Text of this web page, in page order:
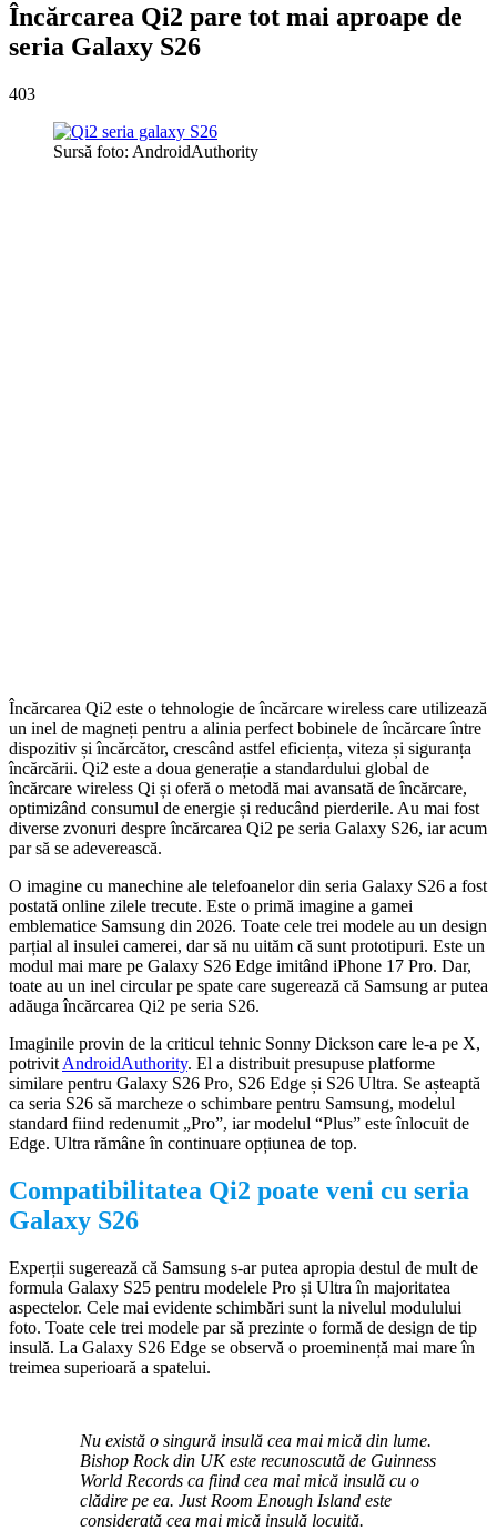
Încărcarea Qi2 pare tot mai aproape de
seria Galaxy S26
403
Sursă foto: AndroidAuthority
Încărcarea Qi2 este o tehnologie de încărcare wireless care utilizează
un inel de magneți pentru a alinia perfect bobinele de încărcare între
dispozitiv și încărcător, crescând astfel eficiența, viteza și siguranța
încărcării. Qi2 este a doua generație a standardului global de
încărcare wireless Qi și oferă o metodă mai avansată de încărcare,
optimizând consumul de energie și reducând pierderile. Au mai fost
diverse zvonuri despre încărcarea Qi2 pe seria Galaxy S26, iar acum
par să se adeverească.
O imagine cu manechine ale telefoanelor din seria Galaxy S26 a fost
postată online zilele trecute. Este o primă imagine a gamei
emblematice Samsung din 2026. Toate cele trei modele au un design
parțial al insulei camerei, dar să nu uităm că sunt prototipuri. Este un
modul mai mare pe Galaxy S26 Edge imitând iPhone 17 Pro. Dar,
toate au un inel circular pe spate care sugerează că Samsung ar putea
adăuga încărcarea Qi2 pe seria S26.
Imaginile provin de la criticul tehnic Sonny Dickson care le-a pe X,
potrivit AndroidAuthority. El a distribuit presupuse platforme
similare pentru Galaxy S26 Pro, S26 Edge și S26 Ultra. Se așteaptă
ca seria S26 să marcheze o schimbare pentru Samsung, modelul
standard fiind redenumit „Pro”, iar modelul “Plus” este înlocuit de
Edge. Ultra rămâne în continuare opțiunea de top.
Compatibilitatea Qi2 poate veni cu seria
Galaxy S26
Experții sugerează că Samsung s-ar putea apropia destul de mult de
formula Galaxy S25 pentru modelele Pro și Ultra în majoritatea
aspectelor. Cele mai evidente schimbări sunt la nivelul modulului
foto. Toate cele trei modele par să prezinte o formă de design de tip
insulă. La Galaxy S26 Edge se observă o proeminență mai mare în
treimea superioară a spatelui.
Nu există o singură insulă cea mai mică din lume.
Bishop Rock din UK este recunoscută de Guinness
World Records ca fiind cea mai mică insulă cu o
clădire pe ea. Just Room Enough Island este
considerată cea mai mică insulă locuită.